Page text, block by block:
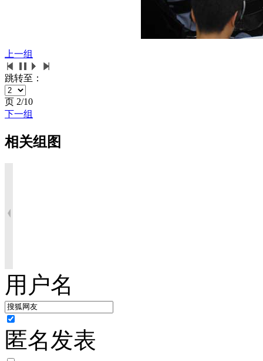
上一组
跳转至：
页 2/10
下一组
相关组图
用户名
匿名发表